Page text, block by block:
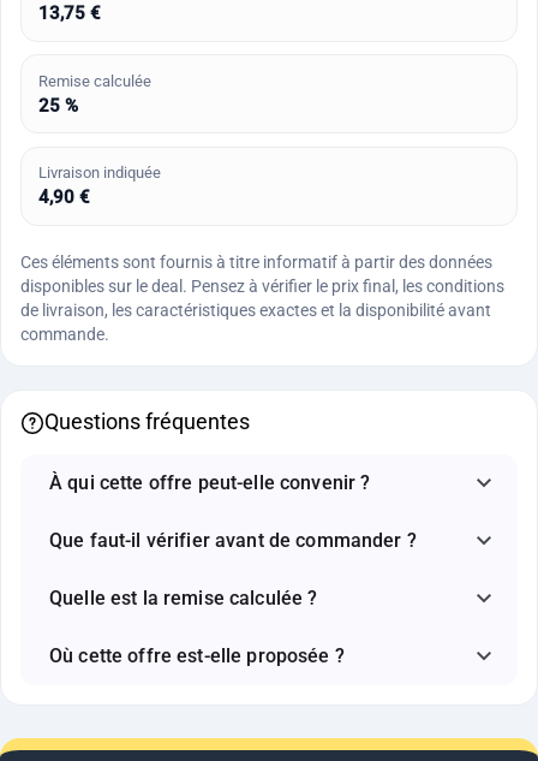
13,75 €
Remise calculée
25 %
Livraison indiquée
4,90 €
Ces éléments sont fournis à titre informatif à partir des données
disponibles sur le deal. Pensez à vérifier le prix final, les conditions
de livraison, les caractéristiques exactes et la disponibilité avant
commande.
Questions fréquentes
À qui cette offre peut-elle convenir ?
Que faut-il vérifier avant de commander ?
Quelle est la remise calculée ?
Où cette offre est-elle proposée ?